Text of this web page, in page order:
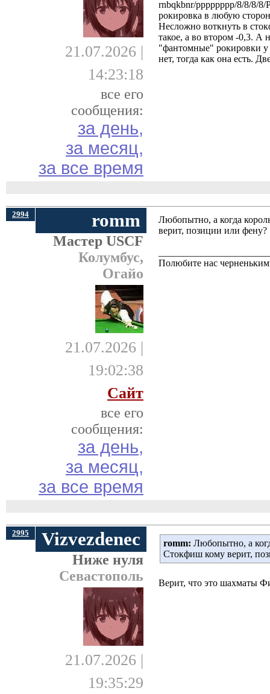
21.07.2026 |
14:23:18
все его
сообщения:
за день,
за месяц,
за все время
rnbqkbnr/pppppppp/8/8/8/
рокировка в любую
Несложно воткнуть в
такое, а во втором -0,3. А
"фантомные" рокировки у
нет, тогда как она есть.
2994 romm
Мастер USCF
Колумбус,
Огайо
21.07.2026 |
19:02:38
Сайт
все его
сообщения:
за день,
за месяц,
за все время
Любопытно, а когда
верит, позиции или фену?
Полюбите нас
2995 Vizvezdenec
Ниже нуля
Севастополь
21.07.2026 |
19:35:29
romm: Любопытно, а
Стокфиш кому верит,
Верит, что это шахматы